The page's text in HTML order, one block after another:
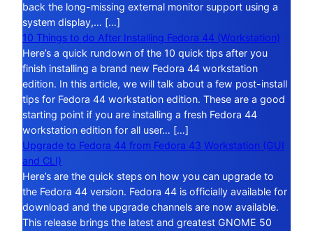
back the long-missing external monitor support using a
system display,… […]
10 Things to do After Installing Fedora 44 (Workstation)
Here’s a quick rundown of the 10 quick tips after you
finish installing a brand new Fedora 44 workstation
edition. In this article, we will talk about a few post-install
tips for Fedora 44 workstation edition. These are a good
starting point if you are installing a fresh Fedora 44
workstation edition for all user… […]
Upgrade to Fedora 44 from Fedora 43 Workstation (GUI
and CLI)
Here’s are the quick steps on how you can upgrade to
the Fedora 44 version. Fedora 44 is officially available for
download and the upgrade channels are now available.
This release brings the latest and greatest GNOME 50